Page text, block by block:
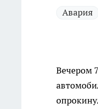
Авария
Вечером